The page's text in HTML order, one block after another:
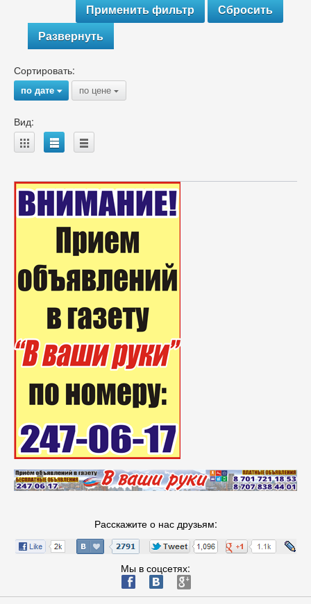
Развернуть
Сортировать:
по дате{ по цене {
Вид:
A B C
Расскажите о нас друзьям:
Мы в соцсетях:
ä æ è